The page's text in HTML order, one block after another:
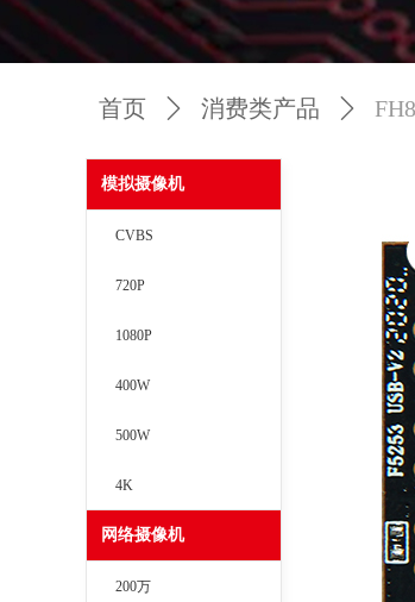
模拟摄像机
CVBS
720P
1080P
400W
500W
4K
网络摄像机
200万
首页 ꄲ 消费类产品 ꄲ